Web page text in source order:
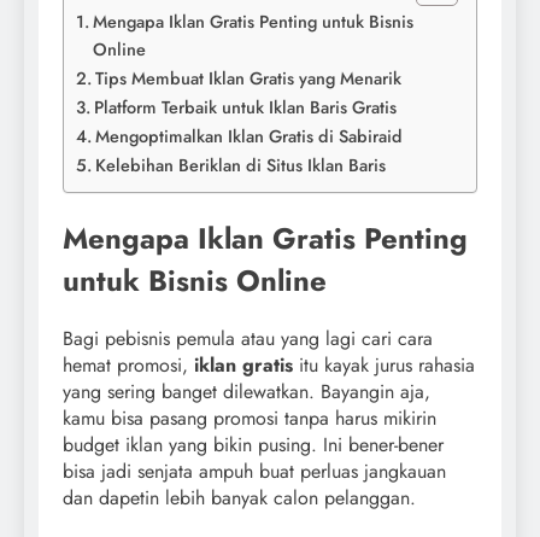
Mengapa Iklan Gratis Penting untuk Bisnis
Online
Tips Membuat Iklan Gratis yang Menarik
Platform Terbaik untuk Iklan Baris Gratis
Mengoptimalkan Iklan Gratis di Sabiraid
Kelebihan Beriklan di Situs Iklan Baris
Mengapa Iklan Gratis Penting
untuk Bisnis Online
Bagi pebisnis pemula atau yang lagi cari cara
hemat promosi, iklan gratis itu kayak jurus rahasia
yang sering banget dilewatkan. Bayangin aja,
kamu bisa pasang promosi tanpa harus mikirin
budget iklan yang bikin pusing. Ini bener-bener
bisa jadi senjata ampuh buat perluas jangkauan
dan dapetin lebih banyak calon pelanggan.